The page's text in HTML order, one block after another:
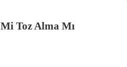
Toz Alma Mı